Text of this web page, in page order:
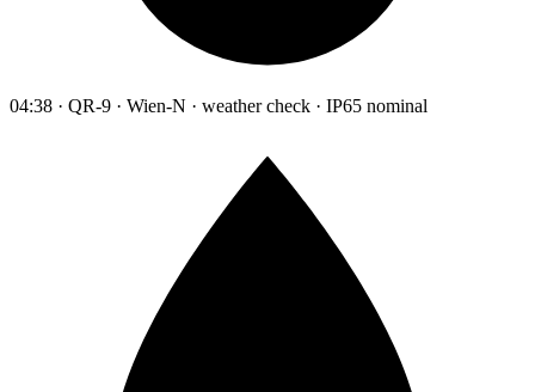
04:38 · QR-9 · Wien-N · weather check · IP65 nominal